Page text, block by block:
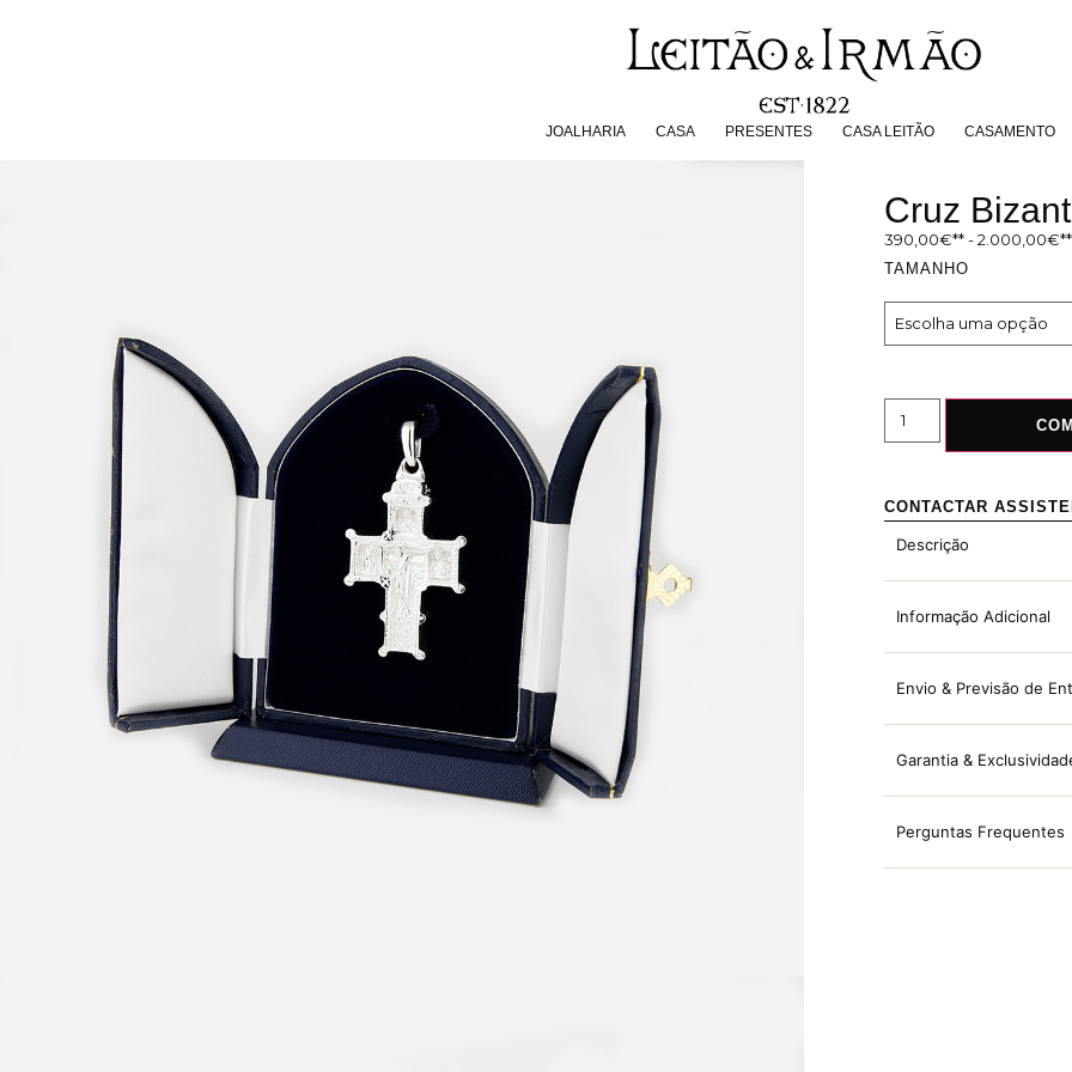
JOALHARIA CASA PRESENTES CASA LEITÃO CASAMENTO
PRESENTES CASA LEITÃO
Cruz
390,00€ -2.000,00€
TAMANHO
CONTACTAR
Descrição
Informação Adicional
Envio & Previsão de
Garantia &
Perguntas Frequentes